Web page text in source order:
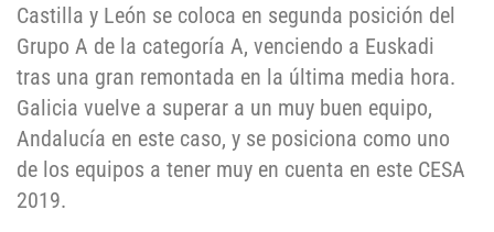
Castilla y León se coloca en segunda posición del
Grupo A de la categoría A, venciendo a Euskadi
tras una gran remontada en la última media hora.
Galicia vuelve a superar a un muy buen equipo,
Andalucía en este caso, y se posiciona como uno
de los equipos a tener muy en cuenta en este CESA
2019.